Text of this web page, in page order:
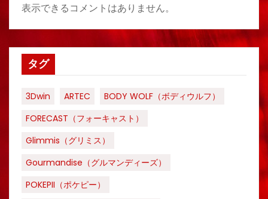
表示できるコメントはありません。
タグ
3Dwin ARTEC
BODY WOLF（ボディウルフ）
FORECAST（フォーキャスト）
Glimmis（グリミス）
Gourmandise（グルマンディーズ）
POKEPII（ポケピー）